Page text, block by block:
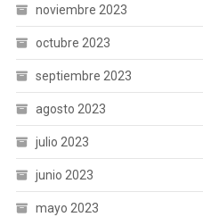
noviembre 2023
octubre 2023
septiembre 2023
agosto 2023
julio 2023
junio 2023
mayo 2023